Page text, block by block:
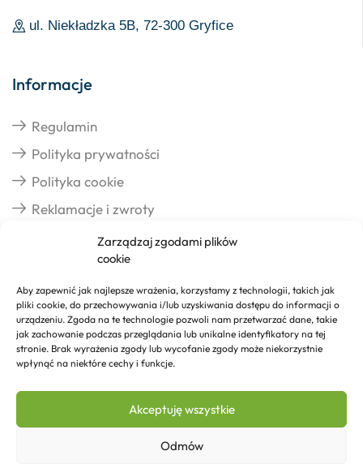
Zarządzaj zgodami plików
cookie
Aby zapewnić jak najlepsze wrażenia, korzystamy z technologii, takich jak
pliki cookie, do przechowywania i/lub uzyskiwania dostępu do informacji o
urządzeniu. Zgoda na te technologie pozwoli nam przetwarzać dane, takie
jak zachowanie podczas przeglądania lub unikalne identyfikatory na tej
stronie. Brak wyrażenia zgody lub wycofanie zgody może niekorzystnie
wpłynąć na niektóre cechy i funkcje.
Akceptuję wszystkie
Odmów
ul. Niekładzka 5B, 72-300 Gryfice
Informacje
Regulamin
Polityka prywatności
Polityka cookie
Reklamacje i zwroty
Realizacja zamówień
Formy płatności
Kontakt